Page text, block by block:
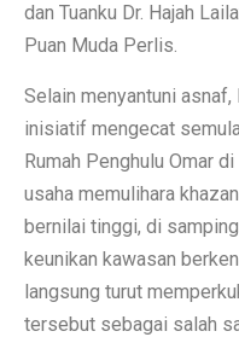
dan Tuanku Dr. Hajah
Puan Muda Perlis.
Selain menyantuni
inisiatif mengecat
Rumah Penghulu Omar
usaha memulihara
bernilai tinggi, di
keunikan kawasan
langsung turut
tersebut sebagai salah